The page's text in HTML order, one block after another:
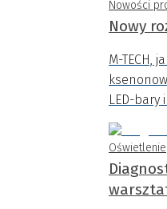
Nowości
Nowy
M-TECH,
LED-bary
Oświetlenie